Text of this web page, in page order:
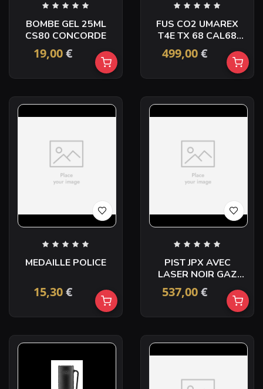
BOMBE GEL 25ML
CS80 CONCORDE
19,00€
FUS CO2 UMAREX
T4E TX 68 CAL68
16CP
499,00€
MEDAILLE POLICE
15,30€
PIST JPX AVEC
LASER NOIR GAZ
PIEXON 2CPS
537,00€